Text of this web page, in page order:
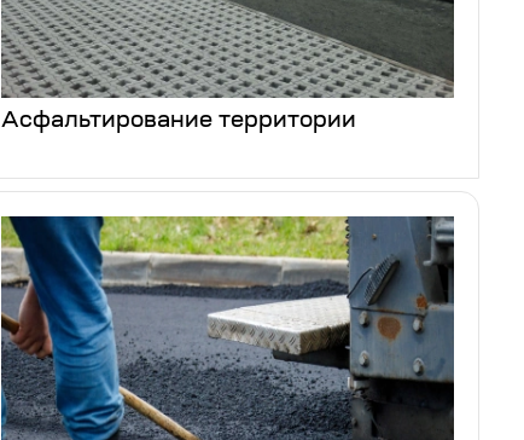
Асфальтирование территории